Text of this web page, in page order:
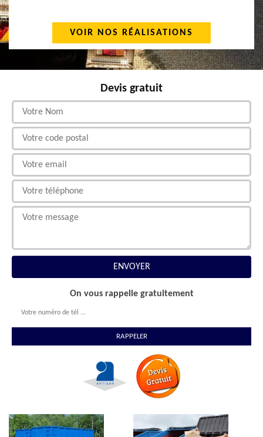
VOIR NOS RÉALISATIONS
Devis gratuit
On vous rappelle gratuitement